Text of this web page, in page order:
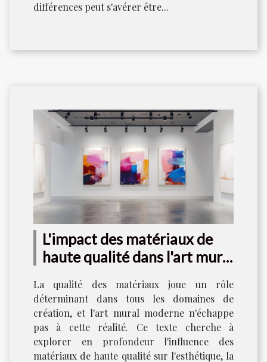
différences peut s'avérer être...
L'impact des matériaux de
haute qualité dans l'art mural
La qualité des matériaux joue un rôle
déterminant dans tous les domaines de
création, et l'art mural moderne n'échappe
pas à cette réalité. Ce texte cherche à
explorer en profondeur l'influence des
matériaux de haute qualité sur l'esthétique, la